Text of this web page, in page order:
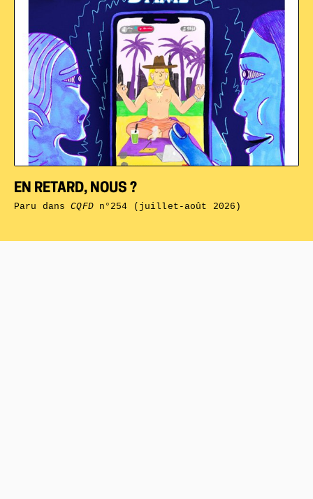
EN RETARD, NOUS ?
Paru dansCQFDn°254 (juillet-août 2026)